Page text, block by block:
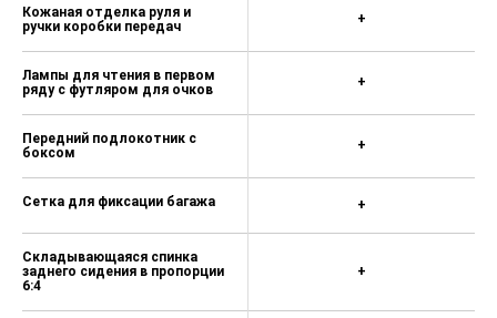
Кожаная отделка руля и
ручки коробки передач
Лампы для чтения в первом
ряду с футляром для очков
Передний подлокотник с
боксом
Сетка для фиксации багажа
Складывающаяся спинка
заднего сидения в пропорции
6:4
+
+
+
+
+